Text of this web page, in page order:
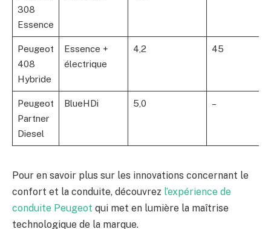
308
Essence
Peugeot
408
Hybride
Essence +
électrique
4,2 45
Peugeot
Partner
Diesel
BlueHDi 5,0 –
Pour en savoir plus sur les innovations concernant le
confort et la conduite, découvrez l’expérience de
conduite Peugeot qui met en lumière la maîtrise
technologique de la marque.